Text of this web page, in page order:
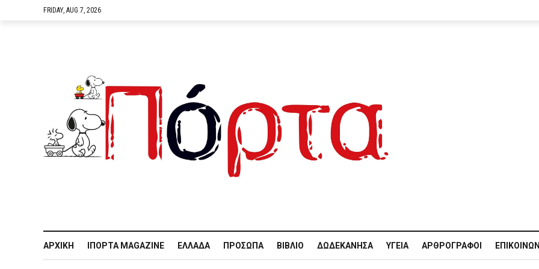
FRIDAY, AUG 7, 2026
ΑΡΧΙΚΉ IΠΌΡΤΑ MAGAZINE ΕΛΛΆΔΑ ΠΡΌΣΩΠΑ ΒΙΒΛΊΟ ΔΩΔΕΚΆΝΗΣΑ ΥΓΕΊΑ ΑΡΘΡΟΓΡΆΦΟΙ